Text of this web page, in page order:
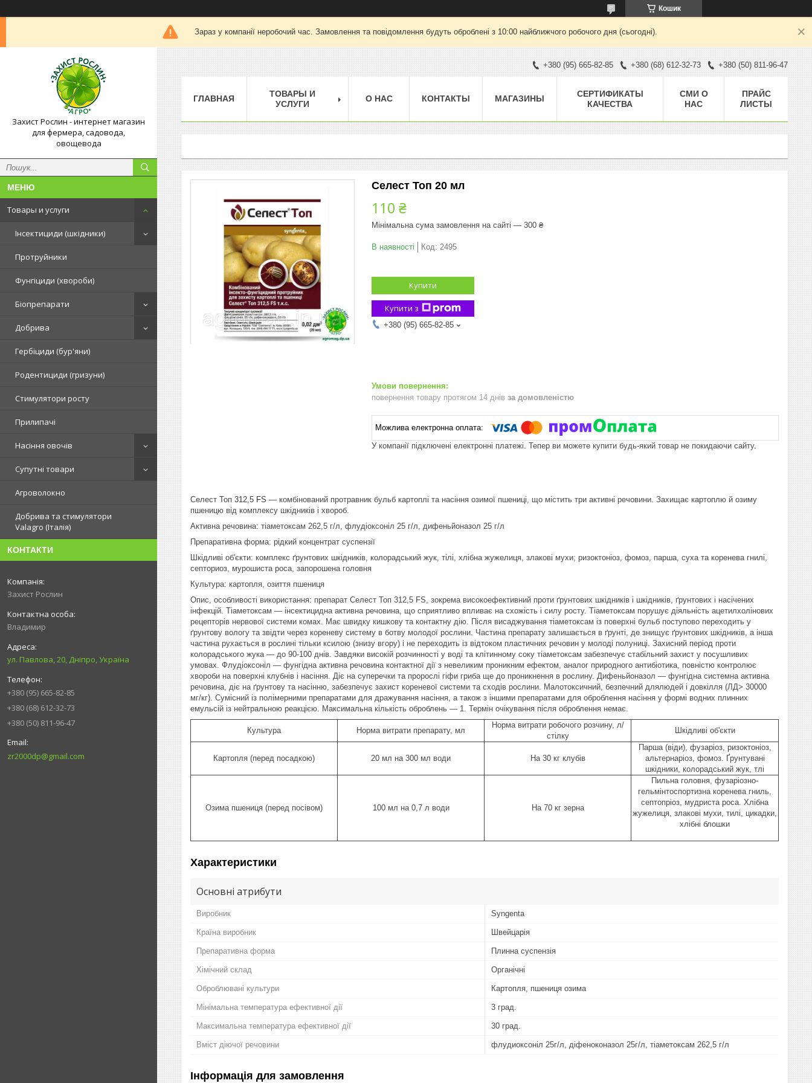
Кошик
Зараз у компанії неробочий час. Замовлення та повідомлення будуть оброблені з 10:00 найближчого робочого дня (сьогодні).
Захист Рослин - интернет магазин
для фермера, садовода,
овощевода
Товары и услуги
Інсектициди (шкідники)
Протруйники
Фунгіциди (хвороби)
Біопрепарати
Добрива
Гербіциди (бур'яни)
Родентициди (гризуни)
Стимулятори росту
Прилипачі
Насіння овочів
Супутні товари
Агроволокно
Добрива та стимулятори
Valagro (Італія)
КОНТАКТИ
Захист Рослин
Владимир
ул. Павлова, 20, Дніпро, Україна
+380 (95) 665-82-85
+380 (68) 612-32-73
+380 (50) 811-96-47
zr2000dp@gmail.com
+380 (95) 665-82-85 +380 (68) 612-32-73 +380 (50) 811-96-47
ГЛАВНАЯ
ТОВАРЫ И
УСЛУГИ
О НАС КОНТАКТЫ МАГАЗИНЫ
CЕРТИФИКАТЫ
КАЧЕСТВА
СМИ О
НАС
ПРАЙС
ЛИСТЫ
Селест Топ 20 мл
110 ₴
Мінімальна сума замовлення на сайті — 300 ₴
В наявності Код: 2495
Купити
Купити з
+380 (95) 665-82-85
повернення товару протягом 14 днів за домовленістю
У компанії підключені електронні платежі. Тепер ви можете купити будь-який товар не покидаючи сайту.
Селест Топ 312,5 FS — комбінований протравник бульб картоплі та насіння озимої пшениці, що містить три активні речовини. Захищає картоплю й озиму
пшеницю від комплексу шкідників і хвороб.
Активна речовина: тіаметоксам 262,5 г/л, флудіоксоніл 25 г/л, дифеньйоназол 25 г/л
Препаративна форма: рідкий концентрат суспензії
Шкідливі об'єкти: комплекс ґрунтових шкідників, колорадський жук, тілі, хлібна жужелиця, злакові мухи; ризоктоніоз, фомоз, парша, суха та коренева гнилі,
септориоз, мурошиста роса, запорошена головня
Культура: картопля, озиття пшениця
Опис, особливості використання: препарат Селест Топ 312,5 FS, зокрема високоефективний проти ґрунтових шкідників і шкідників, ґрунтових і насічених
інфекцій. Тіаметоксам — інсектицидна активна речовина, що сприятливо впливає на схожість і силу росту. Тіаметоксам порушує діяльність ацетилхолінових
рецепторів нервової системи комах. Має швидку кишкову та контактну дію. Після висаджування тіаметоксам із поверхні бульб поступово переходить у
ґрунтову вологу та звідти через кореневу систему в ботву молодої рослини. Частина препарату залишається в ґрунті, де знищує ґрунтових шкідників, а інша
частина рухається в рослині тільки ксилою (знизу вгору) і не переходить із відтоком пластичних речовин у молоді полуниці. Захисний період проти
колорадського жука — до 90-100 днів. Завдяки високій розчинності у воді та клітинному соку тіаметоксам забезпечує стабільний захист у посушливих
умовах. Флудіоксоніл — фунгідна активна речовина контактної дії з невеликим проникним ефектом, аналог природного антибіотика, повністю контролює
хвороби на поверхні клубнів і насіння. Діє на суперечки та пророслі гіфи гриба ще до проникнення в рослину. Дифеньйоназол — фунгідна системна активна
речовина, діє на ґрунтову та насінню, забезпечує захист кореневої системи та сходів рослини. Малотоксичний, безпечний длялюдей і довкілля (ЛД> 30000
мг/кг). Сумісний із полімерними препаратами для дражування насіння, а також з іншими препаратами для оброблення насіння у формі водних плинних
емульсій із нейтральною реакцією. Максимальна кількість оброблень — 1. Термін очікування після оброблення немає.
Культура Норма витрати препарату, мл
Норма витрати робочого розчину, л/
стілку
Шкідливі об'єкти
Картопля (перед посадкою) 20 мл на 300 мл води На 30 кг клубів
Парша (віди), фузаріоз, ризоктоніоз,
альтернаріоз, фомоз. Ґрунтувані
шкідники, колорадський жук, тлі
Озима пшениця (перед посівом) 100 мл на 0,7 л води На 70 кг зерна
Пильна головня, фузаріозно-
гельмінтоспортизна коренева гниль,
септопріоз, мудриста роса. Хлібна
жужелиця, злакові мухи, тилі, цикадки,
хлібні блошки
Характеристики
Основні атрибути
Виробник Syngenta
Країна виробник Швейцарія
Препаративна форма Плинна суспензія
Хімічний склад Органічні
Оброблювані культури Картопля, пшениця озима
Мінімальна температура ефективної дії 3 град.
Максимальна температура ефективної дії 30 град.
Вміст діючої речовини флудиоксоніл 25г/л, діфеноконазол 25г/л, тіаметоксам 262,5 г/л
Інформація для замовлення